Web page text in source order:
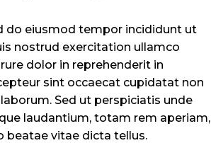
do eiusmod tempor incididunt ut
nostrud exercitation ullamco
dolor in reprehenderit in
sint occaecat cupidatat non
Sed ut perspiciatis unde
laudantium, totam rem aperiam,
beatae vitae dicta tellus.